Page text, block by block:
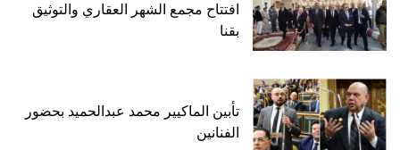
افتتاح مجمع الشهر العقاري والتوثيق
بقنا
تأبين الماكيير محمد عبدالحميد بحضور
الفنانين